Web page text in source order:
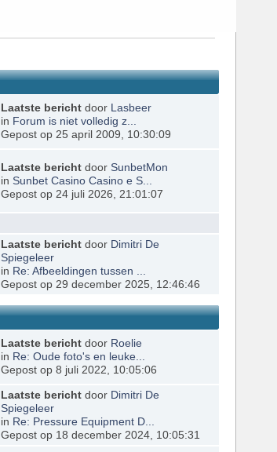
Laatste berichtdoor
Lasbeer
in Forum is niet volledig z...
Gepost op 25 april 2009, 10:30:09
Laatste berichtdoor SunbetMon
in Sunbet Casino Casino e S...
Gepost op 24 juli 2026, 21:01:07
Laatste berichtdoor Dimitri De
Spiegeleer
in Re: Afbeeldingen tussen ...
Gepost op 29 december 2025, 12:46:46
Laatste berichtdoor Roelie
in Re: Oude foto's en leuke...
Gepost op 8 juli 2022, 10:05:06
Laatste berichtdoor Dimitri De
Spiegeleer
in Re: Pressure Equipment D...
Gepost op 18 december 2024, 10:05:31